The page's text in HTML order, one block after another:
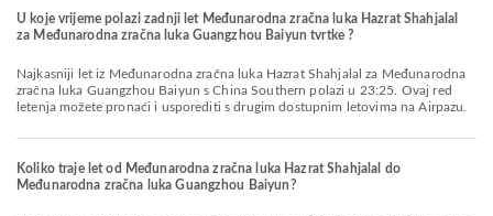
U koje vrijeme polazi zadnji let Međunarodna zračna luka Hazrat Shahjalal
za Međunarodna zračna luka Guangzhou Baiyun tvrtke ?
Najkasniji let iz Međunarodna zračna luka Hazrat Shahjalal za Međunarodna
zračna luka Guangzhou Baiyun s China Southern polazi u 23:25. Ovaj red
letenja možete pronaći i usporediti s drugim dostupnim letovima na Airpazu.
Koliko traje let od Međunarodna zračna luka Hazrat Shahjalal do
Međunarodna zračna luka Guangzhou Baiyun?